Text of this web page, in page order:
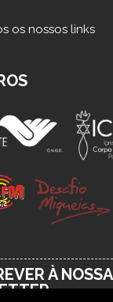
os nossos links
À NOSSA